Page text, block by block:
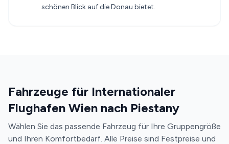
schönen Blick auf die Donau bietet.
Fahrzeuge für Internationaler
Flughafen Wien nach Piestany
Wählen Sie das passende Fahrzeug für Ihre Gruppengröße
und Ihren Komfortbedarf. Alle Preise sind Festpreise und